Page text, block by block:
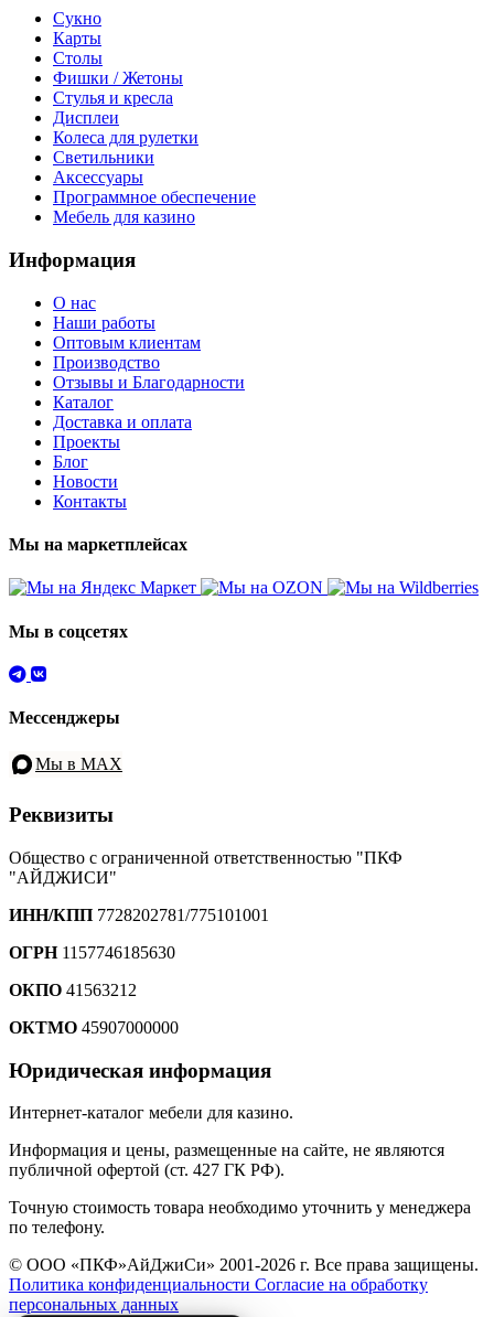
Сукно
Карты
Столы
Фишки / Жетоны
Стулья и кресла
Дисплеи
Колеса для рулетки
Светильники
Аксессуары
Программное обеспечение
Мебель для казино
Информация
О нас
Наши работы
Оптовым клиентам
Производство
Отзывы и Благодарности
Каталог
Доставка и оплата
Проекты
Блог
Новости
Контакты
Мы на маркетплейсах
Мы в соцсетях
Мессенджеры
Мы в MAX
Реквизиты
Общество с ограниченной ответственностью "ПКФ
"АЙДЖИСИ"
ИНН/КПП 7728202781/775101001
ОГРН1157746185630
ОКПО 41563212
ОКТМО 45907000000
Юридическая информация
Интернет-каталог мебели для казино.
Информация и цены, размещенные на сайте, не являются
публичной офертой (ст. 427 ГК РФ).
Точную стоимость товара необходимо уточнить у менеджера
по телефону.
© ООО «ПКФ»АйДжиСи» 2001-2026 г. Все права защищены.
Политика конфиденциальности Согласие на обработку
персональных данных